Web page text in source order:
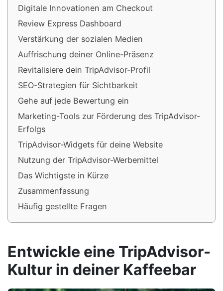
Digitale Innovationen am Checkout
Review Express Dashboard
Verstärkung der sozialen Medien
Auffrischung deiner Online-Präsenz
Revitalisiere dein TripAdvisor-Profil
SEO-Strategien für Sichtbarkeit
Gehe auf jede Bewertung ein
Marketing-Tools zur Förderung des TripAdvisor-
Erfolgs
TripAdvisor-Widgets für deine Website
Nutzung der TripAdvisor-Werbemittel
Das Wichtigste in Kürze
Zusammenfassung
Häufig gestellte Fragen
Entwickle eine TripAdvisor-
Kultur in deiner Kaffeebar